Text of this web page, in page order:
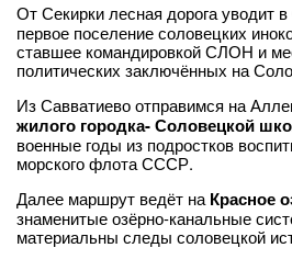
От Секирки лесная дорога уводит в
первое поселение соловецких
ставшее командировкой СЛОН и
политических заключённых на
Из Савватиево отправимся на
жилого городка- Соловецкой
военные годы из подростков
морского флота СССР.
Далее маршрут ведёт наКрасное
знаменитые озёрно-канальные
материальны следы соловецкой